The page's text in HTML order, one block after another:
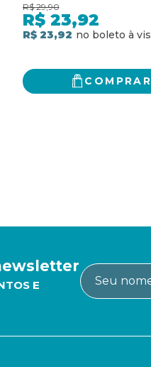
R$ 29,90
R$ 23,92
R$ 23,92
COMPRAR
E